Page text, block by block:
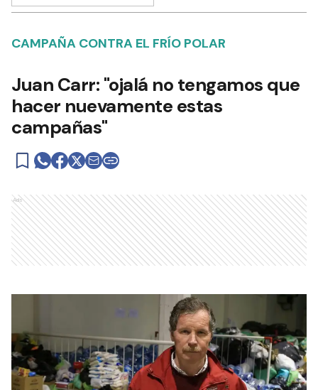
CAMPAÑA CONTRA EL FRÍO POLAR
Juan Carr: "ojalá no tengamos que
hacer nuevamente estas
campañas"
Ads